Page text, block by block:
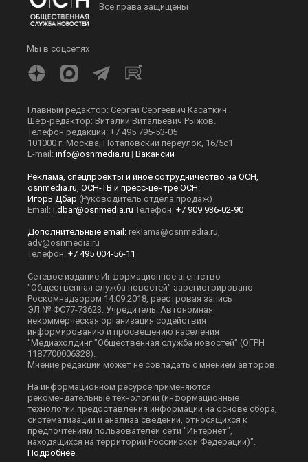
Все права защищены
Мы в соцсетях
Главный редактор: Сергей Сергеевич Касаткин
Шеф-редактор: Виталий Витальевич Рыжов.
Телефон редакции: +7 495 795-53-05
101000 г. Москва, Потаповский переулок, 16/5с1
E-mail: info@osnmedia.ru | Вакансии
Реклама, спецпроекты и иное сотрудничество на ОСН,
osnmedia.ru, ОСН-ТВ и пресс-центре ОСН:
Игорь Дбар (Руководитель отдела продаж)
Email: i.dbar@osnmedia.ru Телефон: +7 909 936-02-90
Дополнительные email: reklama@osnmedia.ru
adv@osnmedia.ru
Телефон: +7 495 004-56-11
Сетевое издание Информационное агентство
"Общественная служба новостей" зарегистрировано
Роскомнадзором 14.09.2018, реестровая запись
ЭЛ № ФС77-73623. Учредитель: Автономная
некоммерческая организация содействия
информированию и просвещению населения
"Медиахолдинг "Общественная служба новостей" (ОГРН
1187700006328).
Мнение редакции может не совпадать с мнением авторов.
На информационном ресурсе применяются
рекомендательные технологии (информационные
технологии предоставления информации на основе сбора,
систематизации и анализа сведений, относящихся к
предпочтениям пользователей сети "Интернет",
находящихся на территории Российской Федерации)".
Подробнее